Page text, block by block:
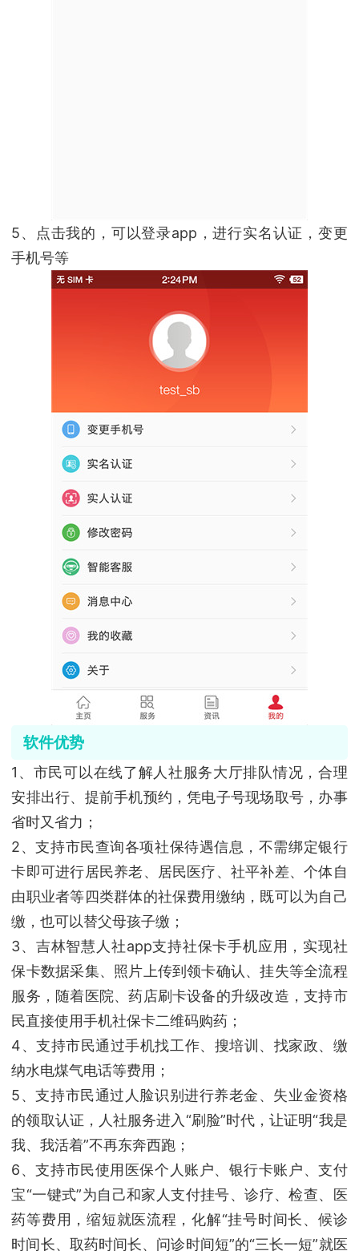
5、点击我的，可以登录app，进行实名认证，变更
手机号等
软件优势
1、市民可以在线了解人社服务大厅排队情况，合理
安排出行、提前手机预约，凭电子号现场取号，办事
省时又省力；
2、支持市民查询各项社保待遇信息，不需绑定银行
卡即可进行居民养老、居民医疗、社平补差、个体自
由职业者等四类群体的社保费用缴纳，既可以为自己
缴，也可以替父母孩子缴；
3、吉林智慧人社app支持社保卡手机应用，实现社
保卡数据采集、照片上传到领卡确认、挂失等全流程
服务，随着医院、药店刷卡设备的升级改造，支持市
民直接使用手机社保卡二维码购药；
4、支持市民通过手机找工作、搜培训、找家政、缴
纳水电煤气电话等费用；
5、支持市民通过人脸识别进行养老金、失业金资格
的领取认证，人社服务进入“刷脸”时代，让证明“我是
我、我活着”不再东奔西跑；
6、支持市民使用医保个人账户、银行卡账户、支付
宝“一键式”为自己和家人支付挂号、诊疗、检查、医
药等费用，缩短就医流程，化解“挂号时间长、候诊
时间长、取药时间长、问诊时间短”的“三长一短”就医